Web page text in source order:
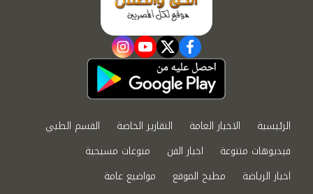
facebook
twitter
youtube
instagram
الرئيسية الاخبار العامة التقارير الخاصة
القسم الطبي
فيديوهات متنوعة
اخبار الفن
منوعات مسيحية
اخبار الرياضة
مطبخ الموقع
مواضيع عامة